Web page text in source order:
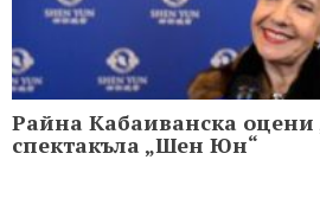
Райна Кабаиванска оцени
спектакъла „Шен Юн“